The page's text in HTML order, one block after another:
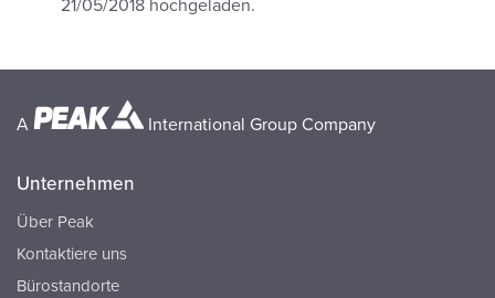
21/05/2018 hochgeladen.
A International Group Company
Unternehmen
Über Peak
Kontaktiere uns
Bürostandorte